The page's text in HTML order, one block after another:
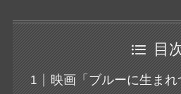
目
映画「ブルーに生ま